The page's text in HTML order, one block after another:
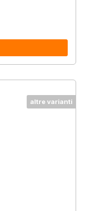
altre varianti